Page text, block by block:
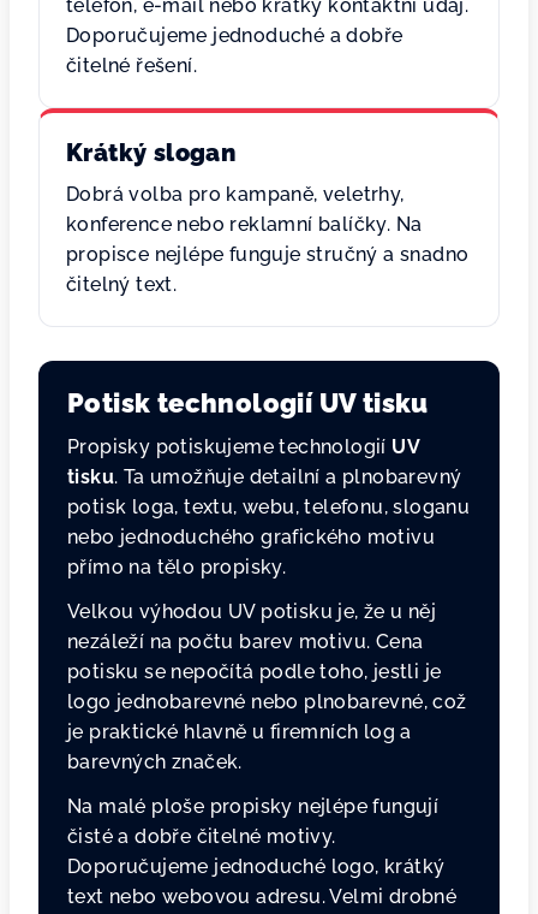
telefon, e-mail nebo krátký kontaktní údaj.
Doporučujeme jednoduché a dobře
čitelné řešení.
Krátký slogan
Dobrá volba pro kampaně, veletrhy,
konference nebo reklamní balíčky. Na
propisce nejlépe funguje stručný a snadno
čitelný text.
Potisk technologií UV tisku
Propisky potiskujeme technologií UV
tisku. Ta umožňuje detailní a plnobarevný
potisk loga, textu, webu, telefonu, sloganu
nebo jednoduchého grafického motivu
přímo na tělo propisky.
Velkou výhodou UV potisku je, že u něj
nezáleží na počtu barev motivu. Cena
potisku se nepočítá podle toho, jestli je
logo jednobarevné nebo plnobarevné, což
je praktické hlavně u firemních log a
barevných značek.
Na malé ploše propisky nejlépe fungují
čisté a dobře čitelné motivy.
Doporučujeme jednoduché logo, krátký
text nebo webovou adresu. Velmi drobné